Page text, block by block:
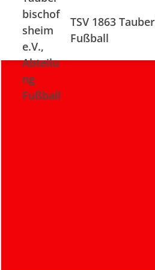
TSV 1863
Fußball